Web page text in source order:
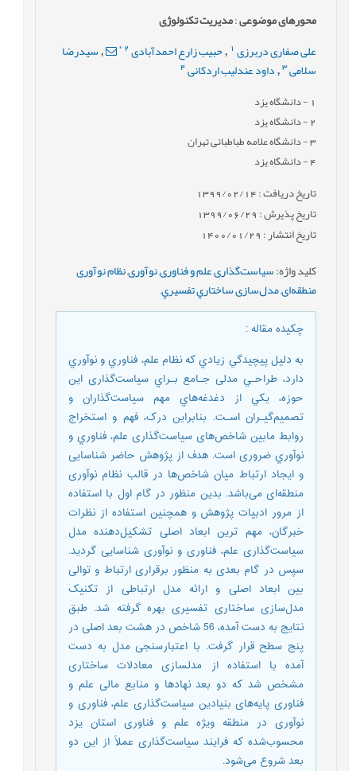
محورهای موضوعی:مدیریت تکنولوژی
علی صفاری دربرزی , حبیب زارع احمدآبادی 2
*
,سیدرضا
سلامی 3
,داود عندلیب اردکانی 4
- دانشگاه یزد
2- دانشگاه یزد
3- دانشگاه علامه طباطبائی تهران
4- دانشگاه یزد
تاریخ دریافت : 1399/02/14
تاریخ پذیرش : 1399/06/29
تاریخ انتشار : 1400/01/29
کلید واژه:سیاست‌گذاری علم و فناوری,نوآوری,نظام نوآوری
منطقه‌ای,مدل‌سازی ساختاري تفسيري,
چکیده مقاله:
به دليل پيچيدگي زيادي كه نظام علم، فناوري و نوآوري
دارد، طراحـي مدلی جـامع بـراي سیاست‌گذاری اين
حوزه، يكي از دغدغه‌هاي مهم سياست‌گذاران و
تصميم‌گيـران اسـت. بنابراین درک، فهم و استخراج
روابط مابین شاخص‌های سیاست‌گذاری علم، فناوري و
نوآوري ضروری است. هدف از پژوهش حاضر شناسایی
و ایجاد ارتباط میان شاخص‌ها در قالب نظام نوآوری
منطقه‌ای می‌باشد. بدین منظور در گام اول با استفاده
از مرور ادبیات پژوهش و همچنین استفاده از نظرات
خبرگان، مهم ترین ابعاد اصلی تشکیل‌دهنده مدل
سیاست‌گذاری علم، فناوری و نوآوری شناسایی گردید.
سپس در گام بعدی به منظور برقراری ارتباط و توالی
بین ابعاد اصلی و ارائه مدل ارتباطی از تکنیک
مدل‌سازی ساختاری تفسیری بهره گرفته شد. طبق
نتایج به دست آمده، 56 شاخص در هشت بعد اصلی در
پنج سطح قرار گرفت. با اعتبارسنجی مدل به دست
آمده با استفاده از مدلسازی معادلات ساختاری
مشخص شد که دو بعد نهادها و منابع مالی علم و
فناوری پایه‌های بنیادین سیاست‌گذاری علم، فناوری و
نوآوری در منطقه ویژه علم و فناوری استان یزد
محسوب‌شده که فرایند سیاست‌گذاری عملاً از این دو
بعد شروع می‌شود.